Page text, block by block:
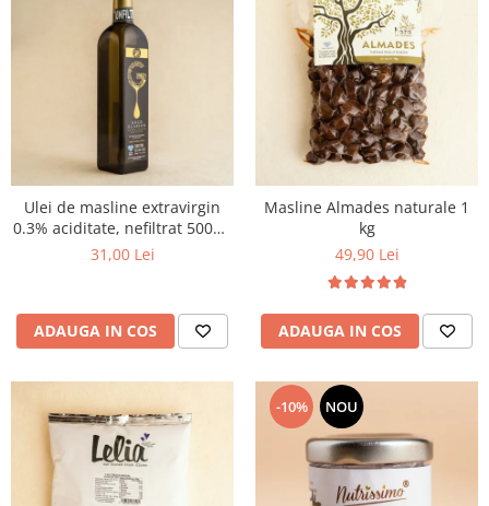
Ulei de masline extravirgin
0.3% aciditate, nefiltrat 500ml
- presat la rece
31,00 Lei
ADAUGA IN COS
Masline Almades naturale 1
kg
49,90 Lei
ADAUGA IN COS
-10% NOU